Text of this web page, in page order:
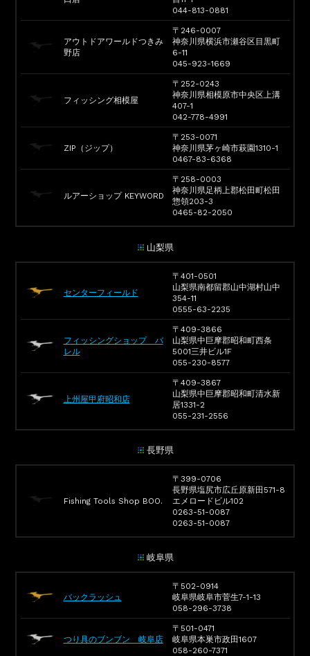
044-813-0881
アウトドアワールドつきみ
野店
〒246-0007
神奈川県横浜市瀬谷区目黒町
6-11
045-923-1669
フィッシング相模屋
〒252-0243
神奈川県相模原市中央区上溝
407-1
042-778-4991
ZIP（ジップ）
〒253-0071
神奈川県茅ヶ崎市萩園1310-1
0467-83-6368
ルアーショップ KEYWORD
〒258-0003
神奈川県足柄上郡松田町松田
惣領203-3
0465-82-2050
山梨県
センターフィールド
〒401-0501
山梨県南都留郡山中湖村山中
354-11
0555-63-2235
フィッシングショップ バ
レル
〒409-3866
山梨県中巨摩郡昭和町西条
5001三井ビル1F
055-230-8577
上州屋甲府昭和店
〒409-3867
山梨県中巨摩郡昭和町清水新
居1331-2
055-231-2556
長野県
Fishing Tools Shop BOO.
〒399-0706
長野県塩尻市広丘原新田571-8
エメロードビル102
0263-51-0087
0263-51-0087
岐阜県
バックラッシュ
〒502-0914
岐阜県岐阜市菅生7-1-13
058-296-3738
つり具のブンブン 岐阜店
〒501-0471
岐阜県本巣市政田1607
058-260-7371